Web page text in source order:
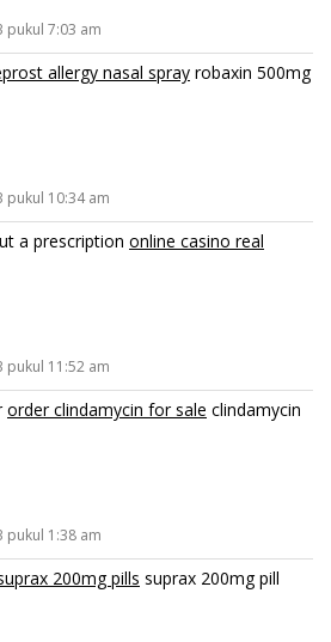
pukul 7:03 am
allergy nasal spray robaxin 500mg
pukul 10:34 am
a prescription online casino real
pukul 11:52 am
order clindamycin for sale clindamycin
pukul 1:38 am
200mg pills suprax 200mg pill